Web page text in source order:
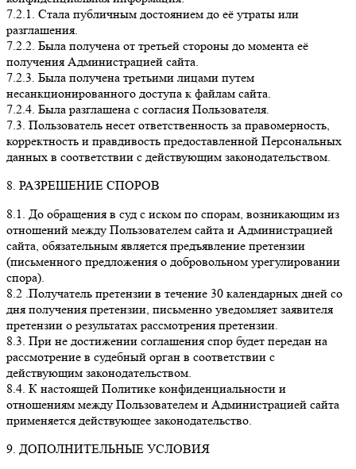
7.2.1. Стала публичным достоянием до её утраты или
разглашения.
7.2.2. Была получена от третьей стороны до момента её
получения Администрацией сайта.
7.2.3. Была получена третьими лицами путем
несанкционированного доступа к файлам сайта.
7.2.4. Была разглашена с согласия Пользователя.
7.3. Пользователь несет ответственность за правомерность,
корректность и правдивость предоставленной Персональных
данных в соответствии с действующим законодательством.
8. РАЗРЕШЕНИЕ СПОРОВ
8.1. До обращения в суд с иском по спорам, возникающим из
отношений между Пользователем сайта и Администрацией
сайта, обязательным является предъявление претензии
(письменного предложения о добровольном урегулировании
спора).
8.2 .Получатель претензии в течение 30 календарных дней со
дня получения претензии, письменно уведомляет заявителя
претензии о результатах рассмотрения претензии.
8.3. При не достижении соглашения спор будет передан на
рассмотрение в судебный орган в соответствии с
действующим законодательством.
8.4. К настоящей Политике конфиденциальности и
отношениям между Пользователем и Администрацией сайта
применяется действующее законодательство.
9. ДОПОЛНИТЕЛЬНЫЕ УСЛОВИЯ